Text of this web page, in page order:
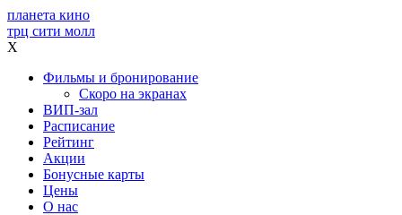
планета кино
трц сити молл
X
Фильмы и бронирование
Скоро на экранах
ВИП-зал
Расписание
Рейтинг
Акции
Бонусные карты
Цены
О нас